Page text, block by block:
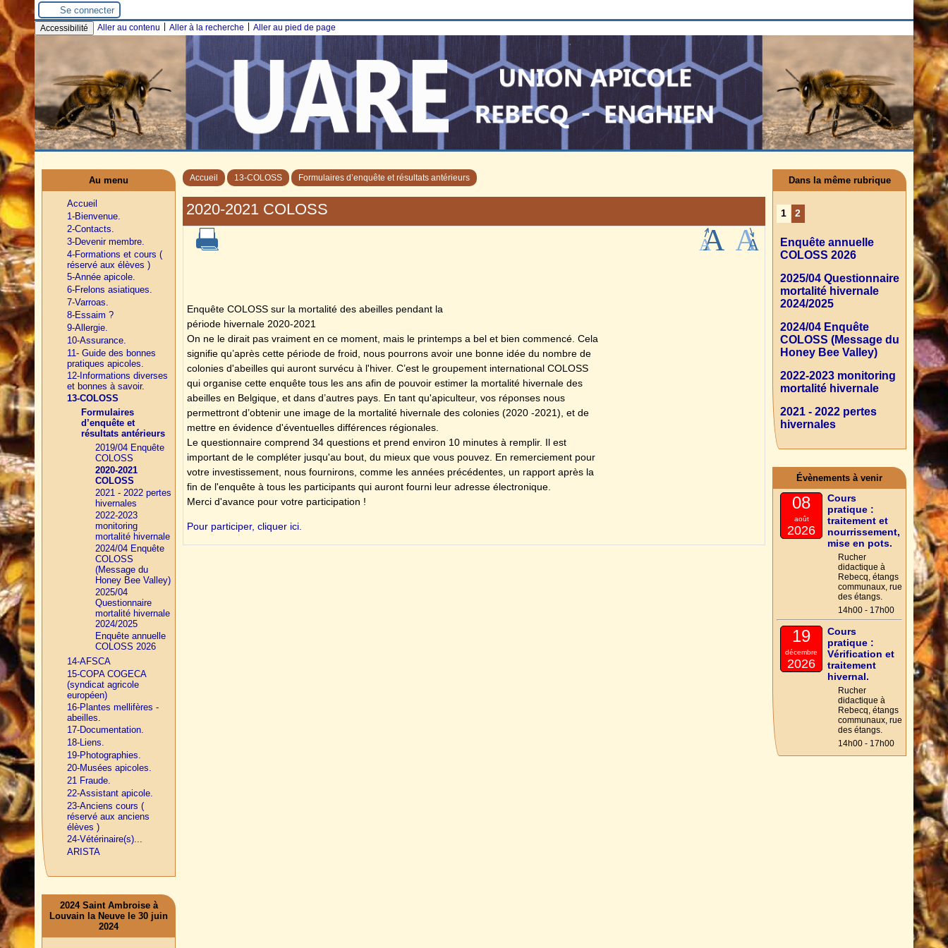
Se connecter
Accessibilité Aller au contenu Aller à la recherche Aller au pied de page
Accueil 13-COLOSS Formulaires d’enquête et résultats antérieurs
2020-2021 COLOSS
Enquête COLOSS sur la mortalité des abeilles pendant la
période hivernale 2020-2021
On ne le dirait pas vraiment en ce moment, mais le printemps a bel et bien commencé. Cela
signifie qu’après cette période de froid, nous pourrons avoir une bonne idée du nombre de
colonies d'abeilles qui auront survécu à l'hiver. C’est le groupement international COLOSS
qui organise cette enquête tous les ans afin de pouvoir estimer la mortalité hivernale des
abeilles en Belgique, et dans d’autres pays. En tant qu'apiculteur, vos réponses nous
permettront d’obtenir une image de la mortalité hivernale des colonies (2020 -2021), et de
mettre en évidence d'éventuelles différences régionales.
Le questionnaire comprend 34 questions et prend environ 10 minutes à remplir. Il est
important de le compléter jusqu'au bout, du mieux que vous pouvez. En remerciement pour
votre investissement, nous fournirons, comme les années précédentes, un rapport après la
fin de l'enquête à tous les participants qui auront fourni leur adresse électronique.
Merci d'avance pour votre participation !
Pour participer, cliquer ici.
Au menu
Accueil
1-Bienvenue.
2-Contacts.
3-Devenir membre.
4-Formations et cours (
réservé aux élèves )
5-Année apicole.
6-Frelons asiatiques.
7-Varroas.
8-Essaim ?
9-Allergie.
10-Assurance.
11- Guide des bonnes
pratiques apicoles.
12-Informations diverses
et bonnes à savoir.
13-COLOSS
Formulaires
d’enquête et
résultats antérieurs
2019/04 Enquête
COLOSS
2020-2021
COLOSS
2021 - 2022 pertes
hivernales
2022-2023
monitoring
mortalité hivernale
2024/04 Enquête
COLOSS
(Message du
Honey Bee Valley)
2025/04
Questionnaire
mortalité hivernale
2024/2025
Enquête annuelle
COLOSS 2026
14-AFSCA
15-COPA COGECA
(syndicat agricole
européen)
16-Plantes mellifères -
abeilles.
17-Documentation.
18-Liens.
19-Photographies.
20-Musées apicoles.
21 Fraude.
22-Assistant apicole.
23-Anciens cours (
réservé aux anciens
élèves )
24-Vétérinaire(s)...
ARISTA
2024 Saint Ambroise à
Louvain la Neuve le 30 juin
2024
Dans la même rubrique
1 2
Enquête annuelle
COLOSS 2026
2025/04 Questionnaire
mortalité hivernale
2024/2025
2024/04 Enquête
COLOSS (Message du
Honey Bee Valley)
2022-2023 monitoring
mortalité hivernale
2021 - 2022 pertes
hivernales
Évènements à venir
08
août
2026
Cours
pratique :
traitement et
nourrissement,
mise en pots.
Rucher
didactique à
Rebecq, étangs
communaux, rue
des étangs.
14h00 - 17h00
19
décembre
2026
Cours
pratique :
Vérification et
traitement
hivernal.
Rucher
didactique à
Rebecq, étangs
communaux, rue
des étangs.
14h00 - 17h00